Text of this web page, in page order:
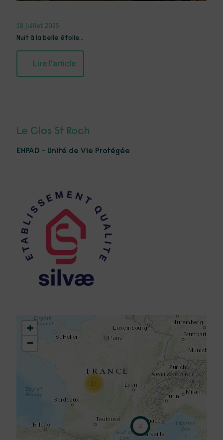
18 juillet 2025
Nuit à la belle étoile…
Lire l'article
Le Clos St Roch
EHPAD - Unité de Vie Protégée
21
4
+
−